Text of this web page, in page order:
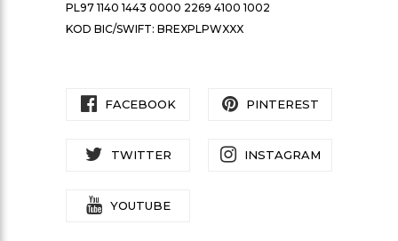
PL97 1140 1443 0000 2269 4100 1002
KOD BIC/SWIFT: BREXPLPWXXX
FACEBOOK PINTEREST
TWITTER INSTAGRAM
YOUTUBE